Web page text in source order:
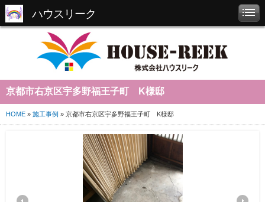
ハウスリーク
京都市右京区宇多野福王子町 K様邸
HOME » 施工事例 » 京都市右京区宇多野福王子町 K様邸